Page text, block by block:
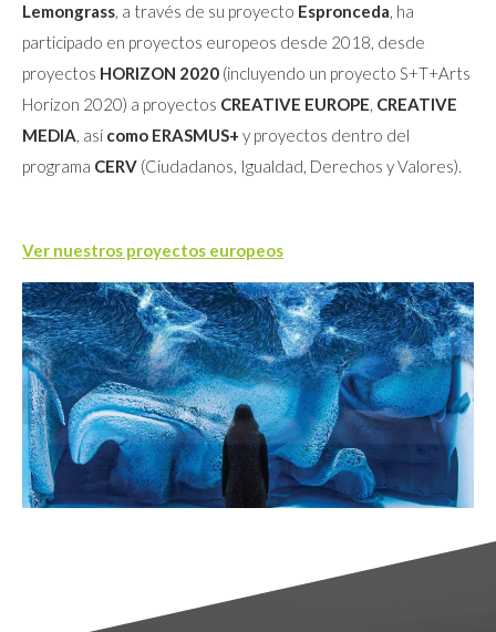
Lemongrass, a través de su proyecto Espronceda, ha
participado en proyectos europeos desde 2018, desde
proyectos HORIZON 2020 (incluyendo un proyecto S+T+Arts
Horizon 2020) a proyectos CREATIVE EUROPE, CREATIVE
MEDIA, así como ERASMUS+ y proyectos dentro del
programa CERV (Ciudadanos, Igualdad, Derechos y Valores).
Ver nuestros proyectos europeos